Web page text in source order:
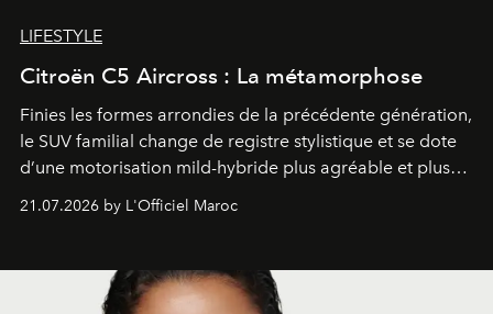
LIFESTYLE
Citroën C5 Aircross : La métamorphose
Finies les formes arrondies de la précédente génération,
le SUV familial change de registre stylistique et se dote
d’une motorisation mild-hybride plus agréable et plus
économe. à n’en pas douter, le nouveau C5 Aircross a
gagné en maturité.
21.07.2026 by L'Officiel Maroc